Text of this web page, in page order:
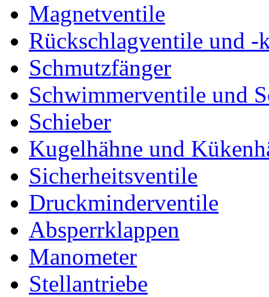
Magnetventile
Rückschlagventile und -
Schmutzfänger
Schwimmerventile und
Schieber
Kugelhähne und
Sicherheitsventile
Druckminderventile
Absperrklappen
Manometer
Stellantriebe